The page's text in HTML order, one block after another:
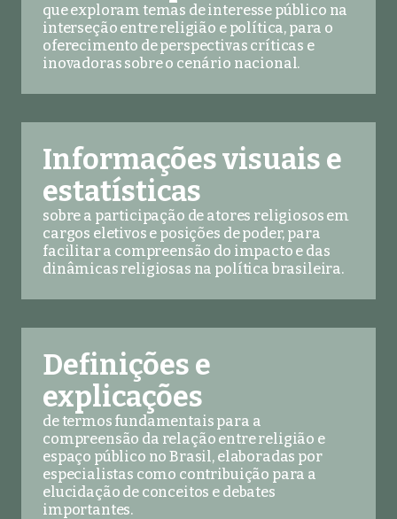
que exploram temas de interesse público na
interseção entre religião e política, para o
oferecimento de perspectivas críticas e
inovadoras sobre o cenário nacional.
Informações visuais e
estatísticas
sobre a participação de atores religiosos em
cargos eletivos e posições de poder, para
facilitar a compreensão do impacto e das
dinâmicas religiosas na política brasileira.
Definições e
explicações
de termos fundamentais para a
compreensão da relação entre religião e
espaço público no Brasil, elaboradas por
especialistas como contribuição para a
elucidação de conceitos e debates
importantes.